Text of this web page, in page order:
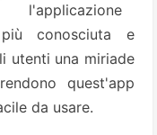
l'applicazione
conosciuta e
utenti una miriade
quest'app
da usare.